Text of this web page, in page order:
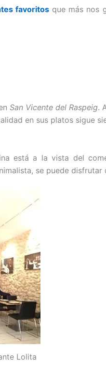
favoritos que más nos
San Vicente del Raspeig.
en sus platos sigue
está a la vista del
se puede
Lolita